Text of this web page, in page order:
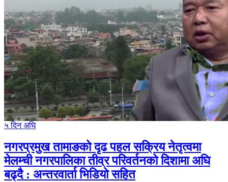
५ दिन अघि
नगरप्रमुख तामाङको दृढ पहल सक्रिय नेतृत्वमा
मेलम्ची नगरपालिका तीव्र परिवर्तनको दिशामा अघि
बढ्दै : अन्तरवार्ता भिडियो सहित